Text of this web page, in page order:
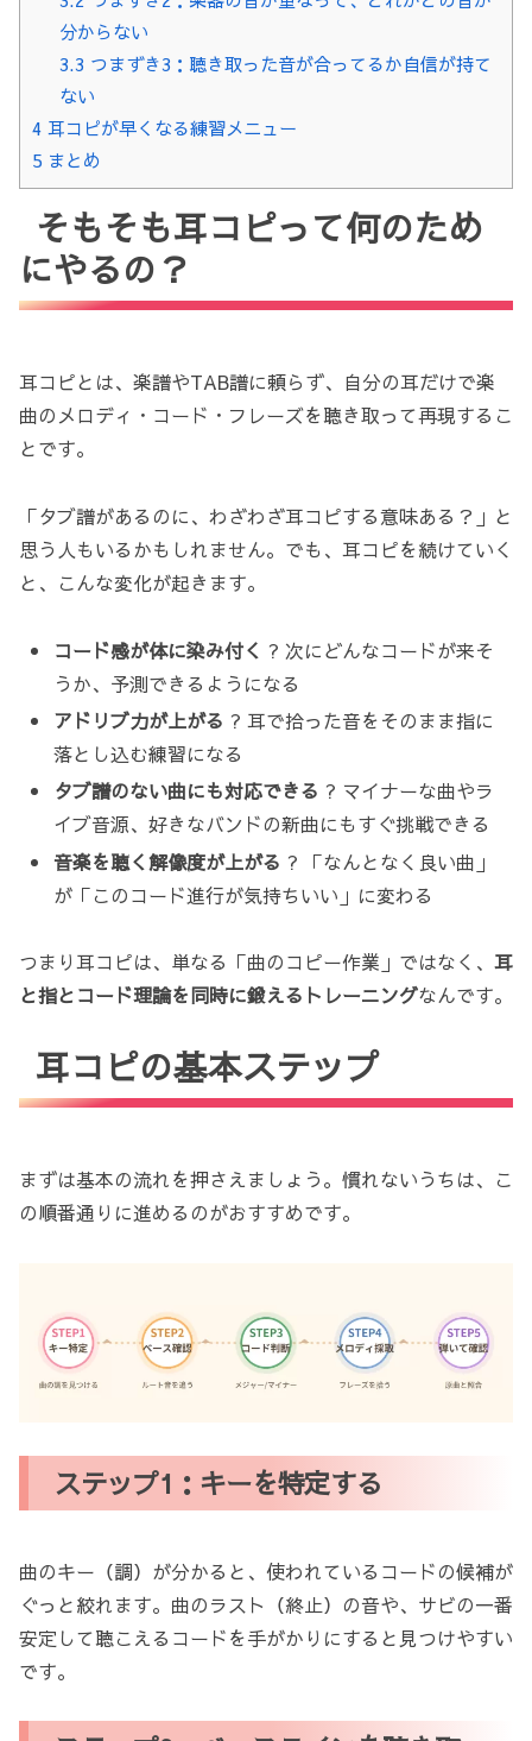
分からない
3.3 つまずき3：聴き取った音が合ってるか自信が持て
ない
4 耳コピが早くなる練習メニュー
5 まとめ
そもそも耳コピって何のため
にやるの？
耳コピとは、楽譜やTAB譜に頼らず、自分の耳だけで楽
曲のメロディ・コード・フレーズを聴き取って再現するこ
とです。
「タブ譜があるのに、わざわざ耳コピする意味ある？」と
思う人もいるかもしれません。でも、耳コピを続けていく
と、こんな変化が起きます。
コード感が体に染み付く ? 次にどんなコードが来そ
うか、予測できるようになる
アドリブ力が上がる ? 耳で拾った音をそのまま指に
落とし込む練習になる
タブ譜のない曲にも対応できる ? マイナーな曲やラ
イブ音源、好きなバンドの新曲にもすぐ挑戦できる
音楽を聴く解像度が上がる ? 「なんとなく良い曲」
が「このコード進行が気持ちいい」に変わる
つまり耳コピは、単なる「曲のコピー作業」ではなく、 耳
と指とコード理論を同時に鍛えるトレーニングなんです。
耳コピの基本ステップ
まずは基本の流れを押さえましょう。慣れないうちは、こ
の順番通りに進めるのがおすすめです。
ステップ1：キーを特定する
曲のキー（調）が分かると、使われているコードの候補が
ぐっと絞れます。曲のラスト（終止）の音や、サビの一番
安定して聴こえるコードを手がかりにすると見つけやすい
です。